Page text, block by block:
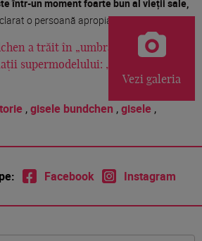
într-un moment foarte bun al vieții sale,
o persoană apropiată.
a trăit în „umbra” lui Tom Brady.
supermodelului: „Se simte mai
Vezi galeria
,gisele bundchen ,gisele,
Facebook Instagram